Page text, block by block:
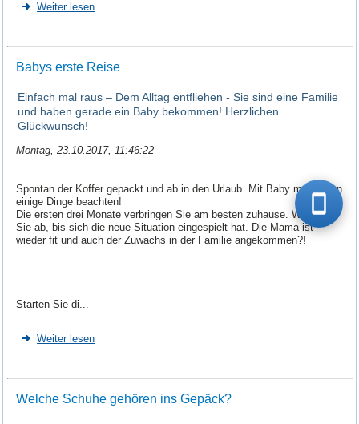
Weiter lesen
Babys erste Reise
Einfach mal raus – Dem Alltag entfliehen - Sie sind eine Familie
und haben gerade ein Baby bekommen! Herzlichen
Glückwunsch!
Montag, 23.10.2017, 11:46:22
Spontan der Koffer gepackt und ab in den Urlaub. Mit Baby muss man
einige Dinge beachten!
Die ersten drei Monate verbringen Sie am besten zuhause. Warten
Sie ab, bis sich die neue Situation eingespielt hat. Die Mama ist
wieder fit und auch der Zuwachs in der Familie angekommen?!
Starten Sie di...
Weiter lesen
Welche Schuhe gehören ins Gepäck?